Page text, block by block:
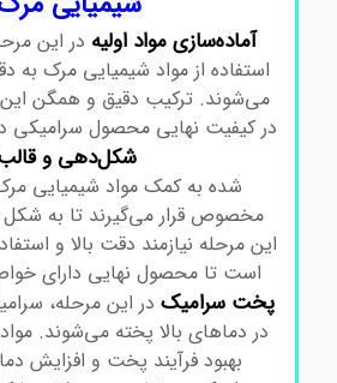
آماده‌سازی مواد اولیهدر این مرحله،
استفاده از مواد شیمیایی مرک به
می‌شوند. ترکیب دقیق و همگن این
در کیفیت نهایی محصول سرامیکی
شکل‌دهی و
شده به کمک مواد شیمیایی مرک
مخصوص قرار می‌گیرند تا به شکل
این مرحله نیازمند دقت بالا و استفاده
است تا محصول نهایی دارای
پخت سرامیکدر این مرحله،
در دماهای بالا پخته می‌شوند. مواد
بهبود فرآیند پخت و افزایش